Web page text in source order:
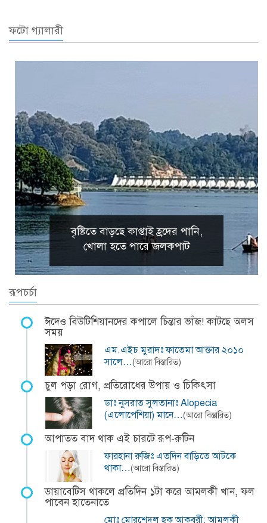
ফটো গ্যালারী
বৃষ্টিতে বাড়ছে কাপ্তাই হ্রদের পানি,
খোলা হতে পারে জলকপাট
রূপচর্চা
ঈদেও বিউটিশিয়ানদের কপালে চিন্তার ভাঁজ! কাটছে অলস
সময়
এম.এইচ মুরাদঃ ফাতেমা আক্তার ২০১০
সালে…(আরো বিস্তারিত)
চুল পড়া রোগ, প্রতিরোধের উপায় ও চিকিৎসা
ডাঃ নুসরাত সুলতানাঃ Alopecia
(এলোপেশিয়া) মানে…(আরো বিস্তারিত)
আপাতত বাদ থাক এই চারটে রূপ-রুটিন
ফারহানা রুজিঃ এতদিন বাড়িতে আটকে
থাকা…(আরো বিস্তারিত)
ডায়াবেটিস থাকলে প্রতিদিন ১টা করে আমলকী খান, ফল
পাবেন হাতেনাতে
মোঃ মোরশেদুল হক আকবরী: আমলকী